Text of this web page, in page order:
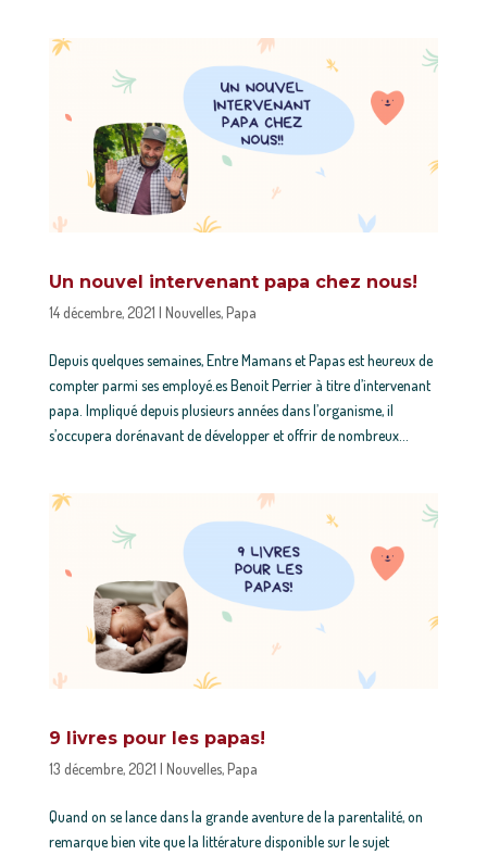
Un nouvel intervenant papa chez nous!
14 décembre, 2021 | Nouvelles,Papa
Depuis quelques semaines, Entre Mamans et Papas est heureux de
compter parmi ses employé.es Benoit Perrier à titre d’intervenant
papa. Impliqué depuis plusieurs années dans l’organisme, il
s’occupera dorénavant de développer et offrir de nombreux...
9 livres pour les papas!
13 décembre, 2021 | Nouvelles,Papa
Quand on se lance dans la grande aventure de la parentalité, on
remarque bien vite que la littérature disponible sur le sujet